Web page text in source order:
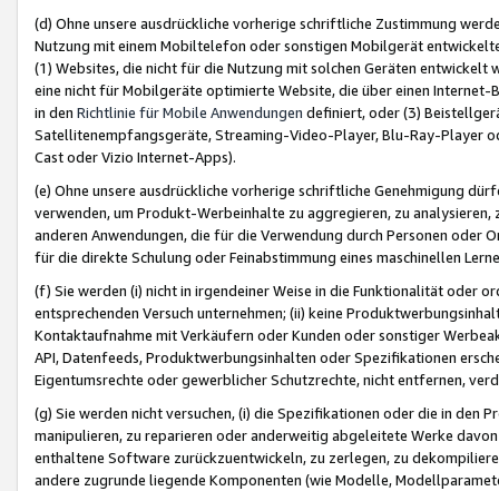
(d) Ohne unsere ausdrückliche vorherige schriftliche Zustimmung
Nutzung mit einem Mobiltelefon oder sonstigen Mobilgerät
(1) Websites, die nicht für die Nutzung mit solchen Geräten
eine nicht für Mobilgeräte optimierte Website, die über einen
in den Richtlinie für Mobile Anwendungen definiert, oder (3)
Satellitenempfangsgeräte, Streaming-Video-Player, Blu-Ray-Player
Cast oder Vizio Internet-Apps).
(e) Ohne unsere ausdrückliche vorherige schriftliche Genehmigung
verwenden, um Produkt-Werbeinhalte zu aggregieren, zu
anderen Anwendungen, die für die Verwendung durch Personen
für die direkte Schulung oder Feinabstimmung eines maschinellen
(f) Sie werden (i) nicht in irgendeiner Weise in die Funktionalität oder
entsprechenden Versuch unternehmen; (ii) keine
Kontaktaufnahme mit Verkäufern oder Kunden oder sonstiger
API, Datenfeeds, Produktwerbungsinhalten oder Spezifikationen
Eigentumsrechte oder gewerblicher Schutzrechte, nicht entfernen,
(g) Sie werden nicht versuchen, (i) die Spezifikationen oder die in
manipulieren, zu reparieren oder anderweitig abgeleitete Werke
enthaltene Software zurückzuentwickeln, zu zerlegen, zu
andere zugrunde liegende Komponenten (wie Modelle,